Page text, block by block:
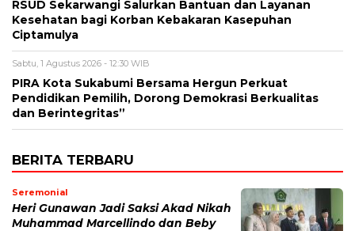
RSUD Sekarwangi Salurkan Bantuan dan Layanan
Kesehatan bagi Korban Kebakaran Kasepuhan
Ciptamulya
Sabtu, 1 Agustus 2026 - 12:30 WIB
PIRA Kota Sukabumi Bersama Hergun Perkuat
Pendidikan Pemilih, Dorong Demokrasi Berkualitas
dan Berintegritas”
BERITA TERBARU
Seremonial
Heri Gunawan Jadi Saksi Akad Nikah
Muhammad Marcellindo dan Beby